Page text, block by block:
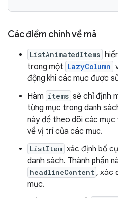
Các điểm chính về mã
ListAnimatedItems
trong một LazyColumn
động khi các mục được
Hàm items sẽ chỉ định
từng mục trong danh
này để theo dõi các mục
về vị trí của các mục.
ListItem xác định bố
danh sách. Thành phần
headlineContent , xác
mục.